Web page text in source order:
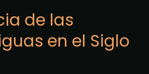
de las
en el Siglo